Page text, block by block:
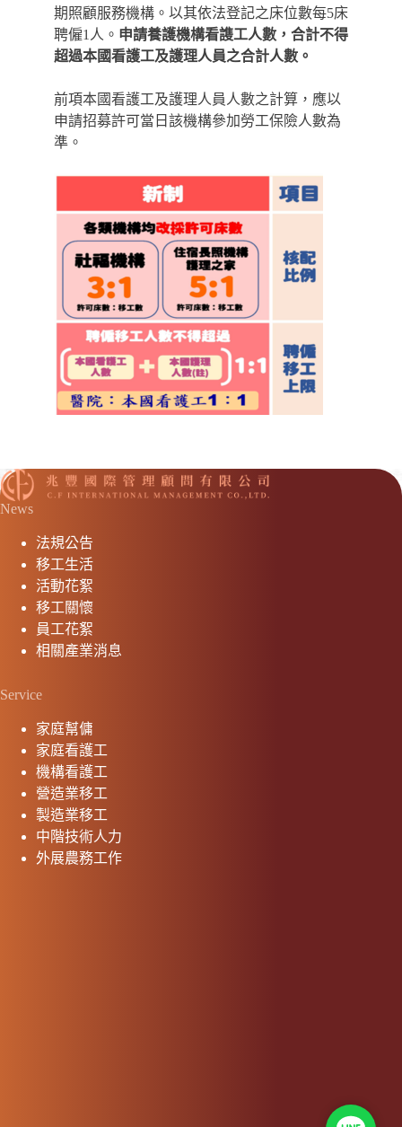
期照顧服務機構。以其依法登記之床位數每5床
聘僱1人。 申請養護機構看謢工人數，合計不得
超過本國看護工及護理人員之合計人數。
前項本國看護工及護理人員人數之計算，應以
申請招募許可當日該機構參加勞工保險人數為
準。
News
法規公告
移工生活
活動花絮
移工關懷
員工花絮
相關產業消息
Service
家庭幫傭
家庭看護工
機構看護工
營造業移工
製造業移工
中階技術人力
外展農務工作
Line